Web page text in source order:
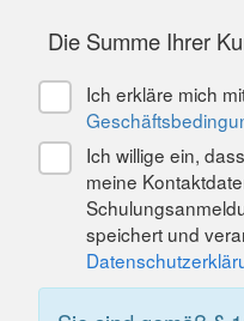
Die Summe Ihrer
Ich erkläre mich
Ich willige ein,
meine
speichert und